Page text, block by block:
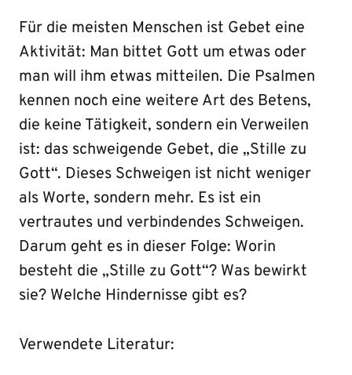
Für die meisten Menschen ist Gebet eine
Aktivität: Man bittet Gott um etwas oder
man will ihm etwas mitteilen. Die Psalmen
kennen noch eine weitere Art des Betens,
die keine Tätigkeit, sondern ein Verweilen
ist: das schweigende Gebet, die „Stille zu
Gott“. Dieses Schweigen ist nicht weniger
als Worte, sondern mehr. Es ist ein
vertrautes und verbindendes Schweigen.
Darum geht es in dieser Folge: Worin
besteht die „Stille zu Gott“? Was bewirkt
sie? Welche Hindernisse gibt es?
Verwendete Literatur: